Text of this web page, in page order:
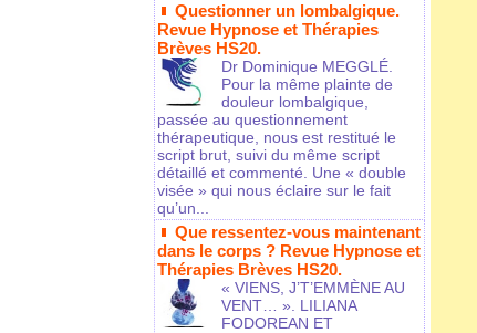
Questionner un lombalgique.
Revue Hypnose et Thérapies
Brèves HS20.
Dr Dominique MEGGLÉ.
Pour la même plainte de
douleur lombalgique,
passée au questionnement
thérapeutique, nous est restitué le
script brut, suivi du même script
détaillé et commenté. Une « double
visée » qui nous éclaire sur le fait
qu’un...
Que ressentez-vous maintenant
dans le corps ? Revue Hypnose et
Thérapies Brèves HS20.
« VIENS, J’T’EMMÈNE AU
VENT… ». LILIANA
FODOREAN ET